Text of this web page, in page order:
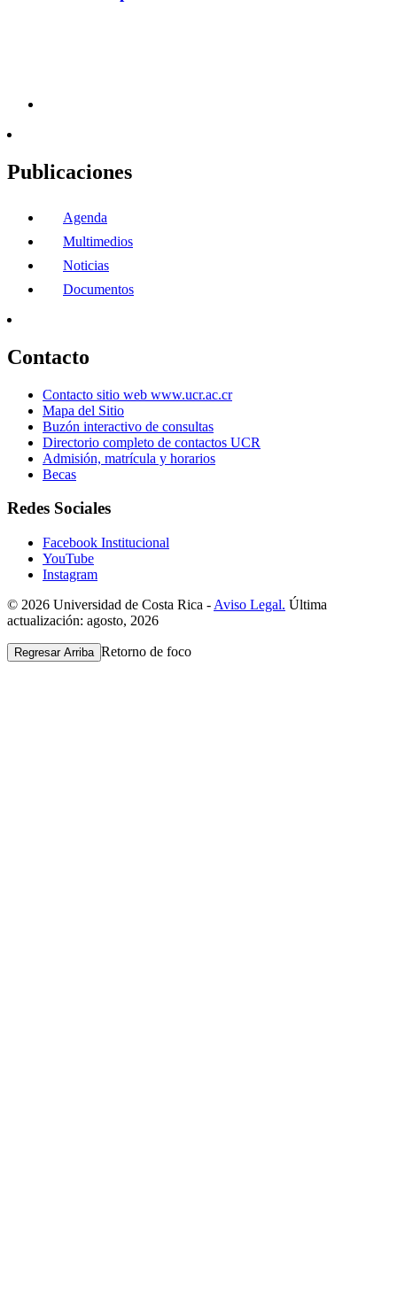
Publicaciones
Agenda
Multimedios
Noticias
Documentos
Contacto
Contacto sitio web www.ucr.ac.cr
Mapa del Sitio
Buzón interactivo de consultas
Directorio completo de contactos UCR
Admisión, matrícula y horarios
Becas
Redes Sociales
Facebook Institucional
YouTube
Instagram
© 2026 Universidad de Costa Rica - Aviso Legal. Última
actualización: agosto, 2026
Regresar Arriba Retorno de foco